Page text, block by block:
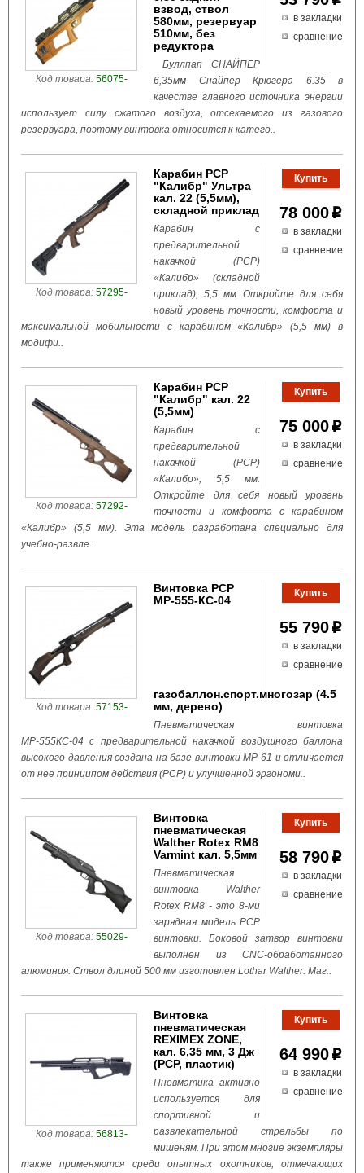
в закладки
сравнение
Код товара:56075-
взвод, ствол
580мм, резервуар
510мм, без
редуктора
Буллпап СНАЙПЕР
6,35мм Снайпер Крюгера 6.35 в
качестве главного источника энергии
использует силу сжатого воздуха, отсекаемого из газового
резервуара, поэтому винтовка относится к катего..
78 000 p
в закладки
сравнение
Код товара:57295-
Карабин РСР
"Калибр" Ультра
кал. 22 (5,5мм),
складной приклад
Карабин с
предварительной
накачкой (РСР)
«Калибр» (складной
приклад), 5,5 мм Откройте для себя
новый уровень точности, комфорта и
максимальной мобильности с карабином «Калибр» (5,5 мм) в
модифи..
75 000 p
в закладки
сравнение
Код товара:57292-
Карабин РСР
"Калибр" кал. 22
(5,5мм)
Карабин с
предварительной
накачкой (РСР)
«Калибр», 5,5 мм.
Откройте для себя новый уровень
точности и комфорта с карабином
«Калибр» (5,5 мм). Эта модель разработана специально для
учебно-развле..
55 790 p
в закладки
сравнение
Код товара:57153-
Винтовка РСР
МР-555-КС-04
газобаллон.спорт.многозар (4.5
мм, дерево)
Пневматическая винтовка
МР-555КС-04 с предварительной накачкой воздушного баллона
высокого давления создана на базе винтовки МР-61 и отличается
от нее принципом действия (РСР) и улучшенной эргономи..
58 790 p
в закладки
сравнение
Код товара:55029-
Винтовка
пневматическая
Walther Rotex RM8
Varmint кал. 5,5мм
Пневматическая
винтовка Walther
Rotex RM8 - это 8-ми
зарядная модель РСР
винтовки. Бoковой затвoр винтовки
выполнен из CNC-обработанного
алюминия. Ствол длиной 500 мм изготовлен Lothar Walther. Маг..
64 990 p
в закладки
сравнение
Код товара:56813-
Винтовка
пневматическая
REXIMEX ZONE,
кал. 6,35 мм, 3 Дж
(РСР, пластик)
Пневматика активно
используется для
спортивной и
развлекательной стрельбы по
мишеням. При этом многие экземпляры
также применяются среди опытных охотников, отмечающих